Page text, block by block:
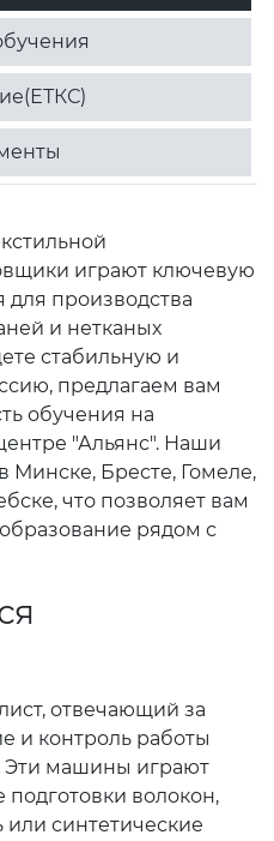
играют ключевую
для производства
и нетканых
стабильную и
предлагаем вам
обучения на
"Альянс". Наши
Бресте, Гомеле,
что позволяет вам
рядом с
отвечающий за
и контроль работы
Эти машины играют
волокон,
или синтетические